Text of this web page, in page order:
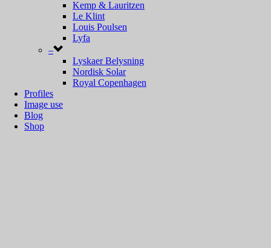
Richard Branderup
Robert Kasal
Salli Besiakow
Sidse Werner
Skaarup & Jespersen
Sophus Frandsen
Søvaernets Bygningsdistrikt
Kemp & Lauritzen
Le Klint
Louis Poulsen
Lyfa
–
Lyskaer Belysning
Nordisk Solar
Royal Copenhagen
Profiles
Image use
Blog
Shop